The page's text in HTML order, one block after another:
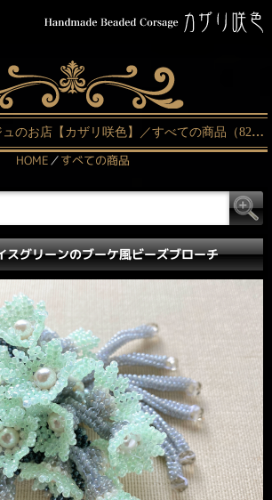
【カザリ咲色】／すべての商品（82ページ中24ページ目）
HOME ／すべての商品
グリーンのブーケ風ビーズブローチ